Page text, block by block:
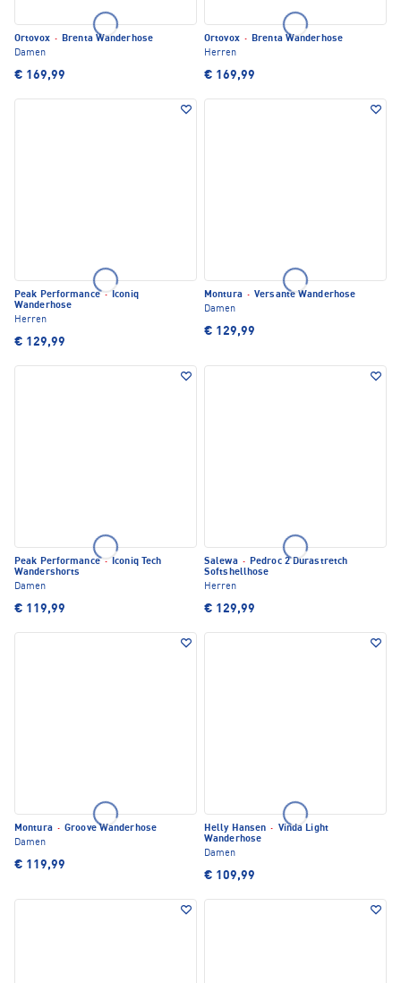
Ortovox · Brenta Wanderhose
Damen
€ 169,99
Ortovox · Brenta Wanderhose
Herren
€ 169,99
Peak Performance · Iconiq
Wanderhose
Herren
€ 129,99
Montura · Versante Wanderhose
Damen
€ 129,99
Peak Performance · Iconiq Tech
Wandershorts
Damen
€ 119,99
Salewa · Pedroc 2 Durastretch
Softshellhose
Herren
€ 129,99
Montura · Groove Wanderhose
Damen
€ 119,99
Helly Hansen · Vinda Light
Wanderhose
Damen
€ 109,99